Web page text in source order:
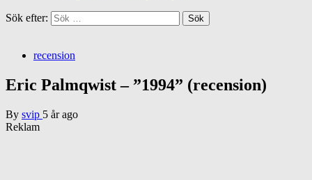
Sök efter:
recension
Eric Palmqwist – ”1994” (recension)
By svip 5 år ago
Reklam